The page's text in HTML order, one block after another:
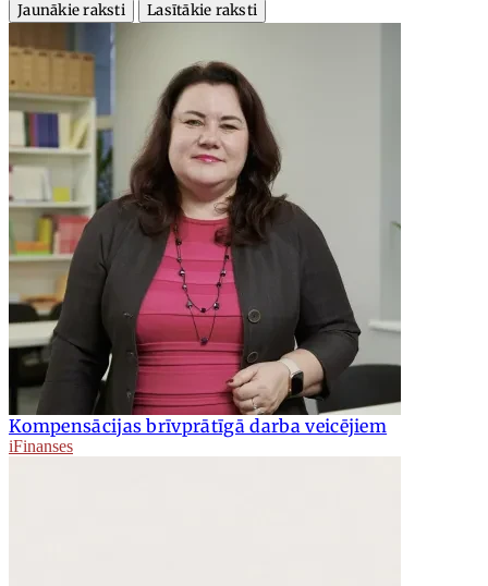
Jaunākie raksti
Lasītākie raksti
Kompensācijas brīvprātīgā darba veicējiem
iFinanses